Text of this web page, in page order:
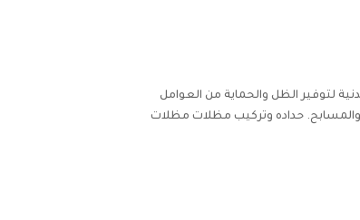
لتوفير الظل والحماية من العوامل
والمسابح. حداده وتركيب مظلات مظلات